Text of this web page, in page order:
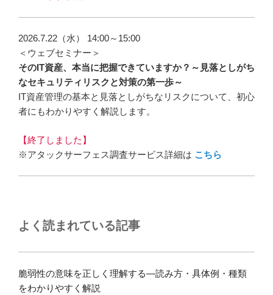
2026.7.22（水） 14:00～15:00
＜ウェブセミナー＞
そのIT資産、本当に把握できていますか？～見落としがち
なセキュリティリスクと対策の第一歩～
IT資産管理の基本と見落としがちなリスクについて、初心
者にもわかりやすく解説します。
【終了しました】
※アタックサーフェス調査サービス詳細は こちら
よく読まれている記事
脆弱性の意味を正しく理解する―読み方・具体例・種類
をわかりやすく解説